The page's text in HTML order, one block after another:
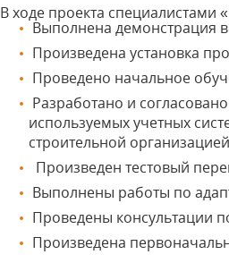
В ходе проекта
Выполнена демонстрация
Произведена установка
Проведено начальное
Разработано и
используемых учетных
строительной
Произведен тестовый
Выполнены работы по
Проведены консультации
Произведена